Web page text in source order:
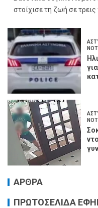
στοίχισε τη ζωή σε
ΑΡΘΡΑ
ΠΡΩΤΟΣΕΛΙΔΑ